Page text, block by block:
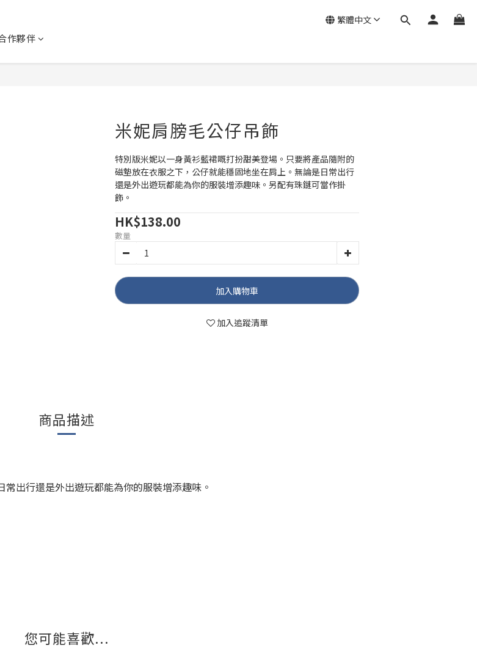
作夥伴
繁體中文
米妮肩膀毛公仔吊飾
特別版米妮以一身黃衫藍裙嘅打扮甜美登場。只要將產品隨附的
磁墊放在衣服之下，公仔就能穩固地坐在肩上。無論是日常出行
還是外出遊玩都能為你的服裝增添趣味。另配有珠鏈可當作掛
飾。
HK$138.00
數量
加入購物車
加入追蹤清單
商品描述
出行還是外出遊玩都能為你的服裝增添趣味。
您可能喜歡...